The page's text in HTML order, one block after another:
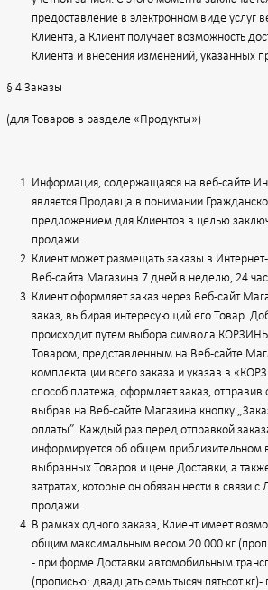
предоставление в электронном виде услуг
Клиента, а Клиент получает возможность
Клиента и внесения изменений, указанных
§ 4 Заказы
(для Товаров в разделе «Продукты»)
Информация, содержащаяся на веб-сайте
является Продавца в понимании
предложением для Клиентов в целью
продажи.
Клиент может размещать заказы в
Веб-сайта Магазина 7 дней в неделю, 24
Клиент оформляет заказ через Веб-сайт
заказ, выбирая интересующий его Товар.
происходит путем выбора символа
Товаром, представленным на Веб-сайте
комплектации всего заказа и указав в
способ платежа, оформляет заказ,
выбрав на Веб-сайте Магазина кнопку
оплаты”. Каждый раз перед отправкой
информируется об общем приблизительном
выбранных Товаров и цене Доставки, а
затратах, которые он обязан нести в связи
продажи.
В рамках одного заказа, Клиент имеет
общим максимальным весом 20.000 кг
- при форме Доставки автомобильным
(прописью: двадцать семь тысяч пятьсот кг)